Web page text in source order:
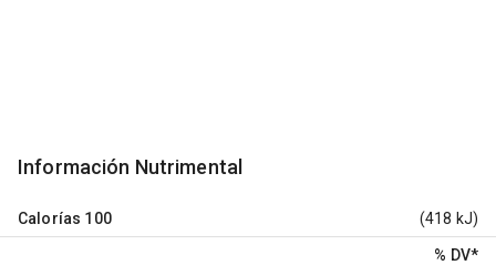
Información Nutrimental
Calorías 100 (418 kJ)
% DV*